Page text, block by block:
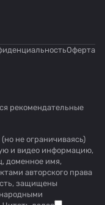
Оферта
рекомендательные
не ограничиваясь)
и видео информацию,
доменное имя,
авторского права
защищены